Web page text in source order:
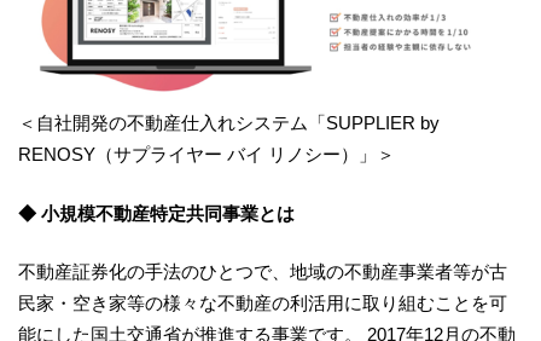
＜自社開発の不動産仕入れシステム「SUPPLIER by
RENOSY（サプライヤー バイ リノシー）」＞
◆ 小規模不動産特定共同事業とは
不動産証券化の手法のひとつで、地域の不動産事業者等が古
民家・空き家等の様々な不動産の利活用に取り組むことを可
能にした国土交通省が推進する事業です。 2017年12月の不動